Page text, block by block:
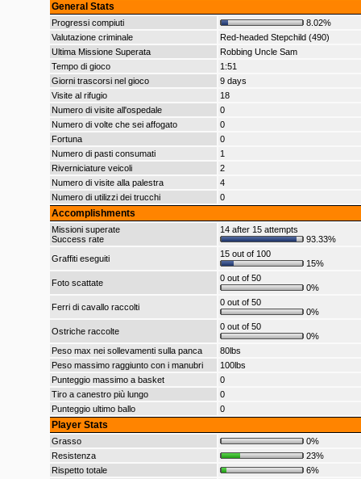
General Stats
Progressi compiuti
8.02%
Valutazione criminale
Red-headed Stepchild (490)
Ultima Missione Superata
Robbing Uncle Sam
Tempo di gioco
1:51
Giorni trascorsi nel gioco
9 days
Visite al rifugio
18
Numero di visite all'ospedale
0
Numero di volte che sei affogato
0
Fortuna
0
Numero di pasti consumati
1
Riverniciature veicoli
2
Numero di visite alla palestra
4
Numero di utilizzi dei trucchi
0
Accomplishments
Missioni superate
Success rate
14 after 15 attempts
93.33%
Graffiti eseguiti
15 out of 100
15%
Foto scattate
0 out of 50
0%
Ferri di cavallo raccolti
0 out of 50
0%
Ostriche raccolte
0 out of 50
0%
Peso max nei sollevamenti sulla panca
80lbs
Peso massimo raggiunto con i manubri
100lbs
Punteggio massimo a basket
0
Tiro a canestro più lungo
0
Punteggio ultimo ballo
0
Player Stats
Grasso
0%
Resistenza
23%
Rispetto totale
6%